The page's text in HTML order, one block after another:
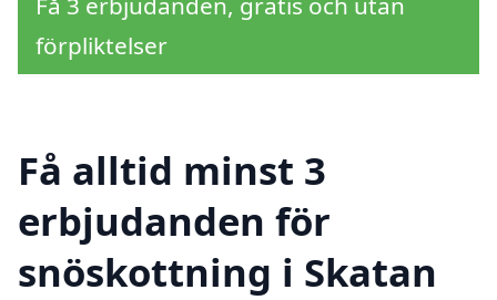
förpliktelser
Få alltid minst 3
erbjudanden för
snöskottning i Skatan